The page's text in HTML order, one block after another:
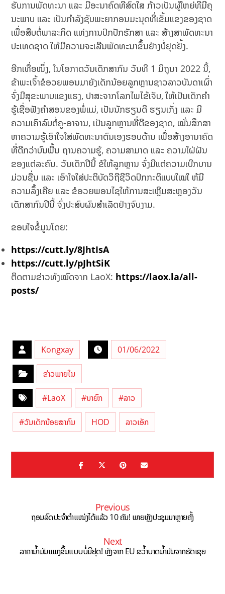
ຮັບການພັດທະນາ ແລະ ມີອະນາຄົດທີ່ສົດໃສ ກ້າວເປັນຜູ້ໃຫຍ່ທີ່ມີຄຸ
ນະພາບ ແລະ ເປັນກຳລັງຊັບພະຍາກອນມະນຸດທີ່ເຂັ້ມແຂງຂອງຊາດ
ເພື່ອສືບຕໍ່ພາລະກິດ ແຫ່ງການປົກປັກຮັກສາ ແລະ ສ້າງສາພັດທະນາ
ປະເທດຊາດ ໃຫ້ມີຄວາມຈະເລີນພັດທະນາຂຶ້ນຢ່າງບໍ່ຢຸດຢັ້ງ.
ອີກເທື່ອໜຶ່ງ, ໃນໂອກາດວັນເດັກສາກົນ ວັນທີ 1 ມິຖຸນາ 2022 ນີ້,
ຂ້າພະເຈົ້າຂໍອວຍພອນມາຍັງເດັກນ້ອຍລູກຫຼານຊາວລາວບັນດາເຜົ່າ
ຈົ່ງມີສຸຂະພາບແຂງແຮງ, ປາສະຈາກໂລກໄພໄຂ້ເຈັບ, ໃຫ້ເປັນເດັກຄຳ
ຮູ້ເຊື່ອຟັງຄຳສອນຂອງພໍ່ແມ່, ເປັນນັກຮຽນດີ ຮຽນເກັ່ງ ແລະ ມີ
ຄວາມເຄົາລົບຕໍ່ຄູ-ອາຈານ, ເປັນລູກຫຼານທີ່ດີຂອງຊາດ, ໝັ່ນສຶກສາ
ຫາຄວາມຮູ້ເອົາໃຈໃສ່ພັດທະນາຕົນເອງຮອບດ້ານ ເພື່ອສ້າງອານາຄົດ
ທີ່ດີກວ່າບົນພື້ນ ຖານຄວາມຮູ້, ຄວາມສາມາດ ແລະ ຄວາມໃຝ່ຝັນ
ຂອງແຕ່ລະຄົນ. ວັນເດັກປີນີ້ ຂໍໃຫ້ລູກຫຼານ ຈົ່ງມີແຕ່ຄວາມເບີກບານ
ມ່ວນຊື່ນ ແລະ ເອົາໃຈໃສ່ປະຕິບັດວິຖີຊີວິດປົກກະຕິແບບໃໝ່ໃ ຫ້ມີ
ຄວາມລຶ້ງເຄີຍ ແລະ ຂໍອວຍພອນໄຊໃຫ້ການສະເຫຼີມສະຫຼອງວັນ
ເດັກສາກົນປີນີ້ ຈົ່ງປະສົບຜົນສຳເລັດຢ່າງຈົບງາມ.
ຂອບໃຈຂໍ້ມູນໂດຍ:
https://cutt.ly/8JhtIsA
https://cutt.ly/pJhtSiK
ຕິດຕາມຂ່າວທັງໝົດຈາກ LaoX: https://laox.la/all-
posts/
Kongxay 01/06/2022
ຂ່າວພາຍໃນ
#LaoX #ນາຍົກ #ລາວ
#ວັນເດັກນ້ອຍສາກົນ HOD ລາວເອັກ
Previous
ຖອນລົດປະຈຳຕຳແໜ່ງໄດ້ແລ້ວ 10 ຄັນ! ພາຍຫຼັງປະຊຸມມາຫຼາຍຄັ້ງ
Next
ລາຄານ້ຳມັນແພງຂຶ້ນແບບບໍ່ມີຢຸດ! ຫຼັງຈາກ EU ຂວ້ຳບາດນ້ຳມັນຈາກຣັດເຊຍ